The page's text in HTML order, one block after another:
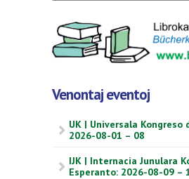
Venontaj eventoj
UK | Universala Kongreso
2026-08-01 – 08
IJK | Internacia Junulara
Esperanto: 2026-08-09 –